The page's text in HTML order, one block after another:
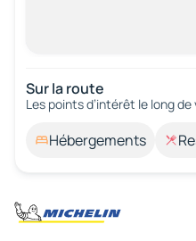
Sur la route
Les points d’intérêt le long
Hébergements